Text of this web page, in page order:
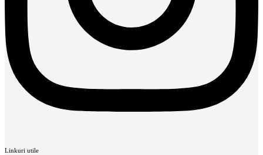
Linkuri utile